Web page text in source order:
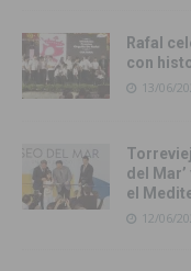
Rafal
con
13/06/
del
el
12/06/